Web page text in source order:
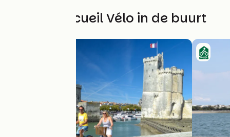
Andere Accueil Vélo in de buurt